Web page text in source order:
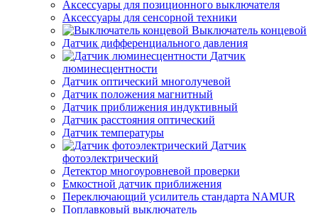
Аксессуары для позиционного выключателя
Аксессуары для сенсорной техники
Выключатель концевой
Датчик дифференциального давления
Датчик
люминесцентности
Датчик оптический многолучевой
Датчик положения магнитный
Датчик приближения индуктивный
Датчик расстояния оптический
Датчик температуры
Датчик
фотоэлектрический
Детектор многоуровневой проверки
Емкостной датчик приближения
Переключающий усилитель стандарта NAMUR
Поплавковый выключатель